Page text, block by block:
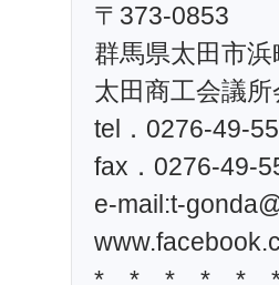
〒373-0853
群馬県太田市
太田商工会議
tel．0276-49-
fax．0276-49-
e-mail:t-